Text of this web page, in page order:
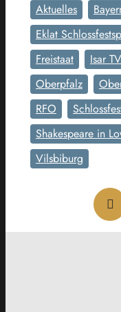
Aktuelles
Eklat
Freistaat
Isar TV
Oberpfalz
RFO
Shakespeare in
Vilsbiburg